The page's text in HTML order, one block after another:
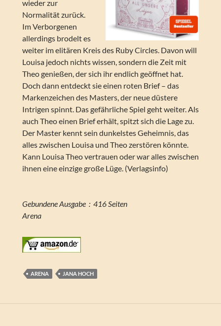
wieder zur
Normalität zurück.
Im Verborgenen
allerdings brodelt es
weiter im elitären Kreis des Ruby Circles. Davon will
Louisa jedoch nichts wissen, sondern die Zeit mit
Theo genießen, der sich ihr endlich geöffnet hat.
Doch dann entdeckt sie einen roten Brief – das
Markenzeichen des Masters, der neue düstere
Intrigen spinnt. Das gefährliche Spiel geht weiter. Als
auch Theo einen Brief erhält, spitzt sich die Lage zu.
Der Master kennt sein dunkelstes Geheimnis, das
alles zwischen Louisa und Theo zerstören könnte.
Kann Louisa Theo vertrauen oder war alles zwischen
ihnen eine einzige große Lüge. (Verlagsinfo)
Gebundene Ausgabe ‏ : ‎ 416 Seiten
Arena
ARENA JANA HOCH